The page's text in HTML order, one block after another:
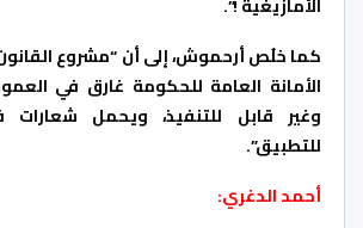
كما خلُص أرحموش، إلى أن “مشروع
الأمانة العامة للحكومة غارق في
وغير قابل للتنفيذ، ويحمل شعارات
للتطبيق”.
أحمد الدغري: